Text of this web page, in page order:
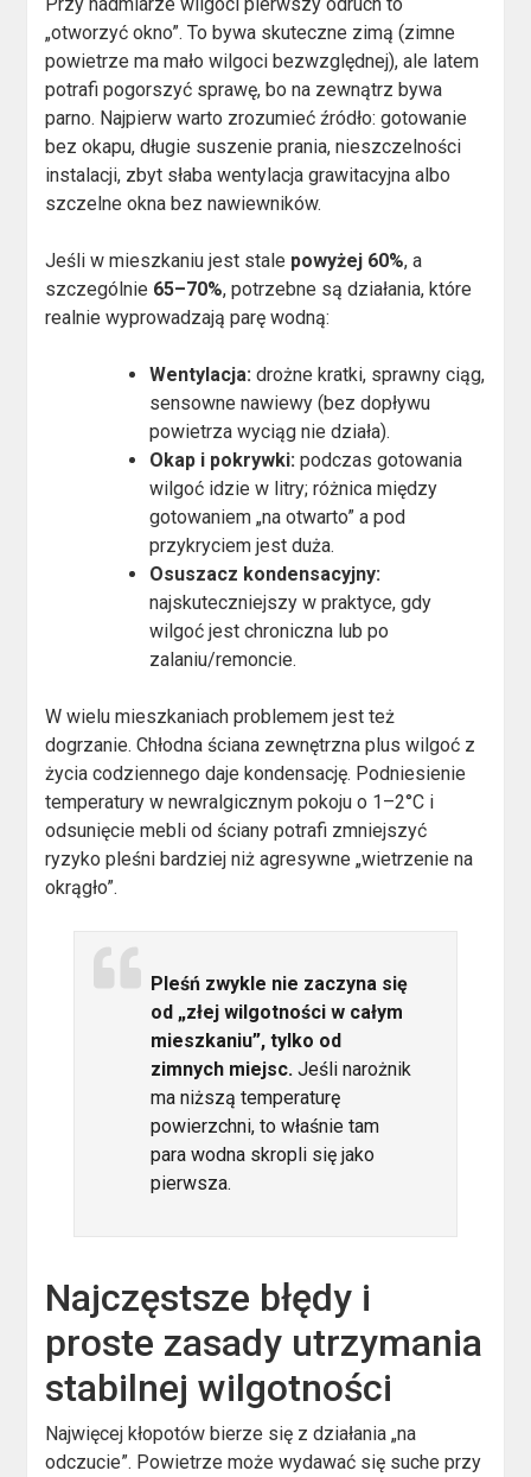
„otworzyć okno”. To bywa skuteczne zimą (zimne
powietrze ma mało wilgoci bezwzględnej), ale latem
potrafi pogorszyć sprawę, bo na zewnątrz bywa
parno. Najpierw warto zrozumieć źródło: gotowanie
bez okapu, długie suszenie prania, nieszczelności
instalacji, zbyt słaba wentylacja grawitacyjna albo
szczelne okna bez nawiewników.
Jeśli w mieszkaniu jest stale powyżej 60%, a
szczególnie 65–70%, potrzebne są działania, które
realnie wyprowadzają parę wodną:
Wentylacja: drożne kratki, sprawny ciąg,
sensowne nawiewy (bez dopływu
powietrza wyciąg nie działa).
Okap i pokrywki: podczas gotowania
wilgoć idzie w litry; różnica między
gotowaniem „na otwarto” a pod
przykryciem jest duża.
Osuszacz kondensacyjny:
najskuteczniejszy w praktyce, gdy
wilgoć jest chroniczna lub po
zalaniu/remoncie.
W wielu mieszkaniach problemem jest też
dogrzanie. Chłodna ściana zewnętrzna plus wilgoć z
życia codziennego daje kondensację. Podniesienie
temperatury w newralgicznym pokoju o 1–2°C i
odsunięcie mebli od ściany potrafi zmniejszyć
ryzyko pleśni bardziej niż agresywne „wietrzenie na
okrągło”.
Pleśń zwykle nie zaczyna się
od „złej wilgotności w całym
mieszkaniu”, tylko od
zimnych miejsc. Jeśli narożnik
ma niższą temperaturę
powierzchni, to właśnie tam
para wodna skropli się jako
pierwsza.
Najczęstsze błędy i
proste zasady utrzymania
stabilnej wilgotności
Najwięcej kłopotów bierze się z działania „na
odczucie”. Powietrze może wydawać się suche przy